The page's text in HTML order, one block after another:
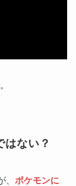
はない？
ポケモンに